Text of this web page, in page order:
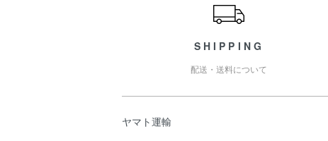
SHIPPING
配送・送料について
ヤマト運輸